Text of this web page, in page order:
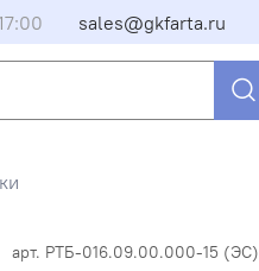
sales@gkfarta.ru
арт. РТБ-016.09.00.000-15 (ЭС)